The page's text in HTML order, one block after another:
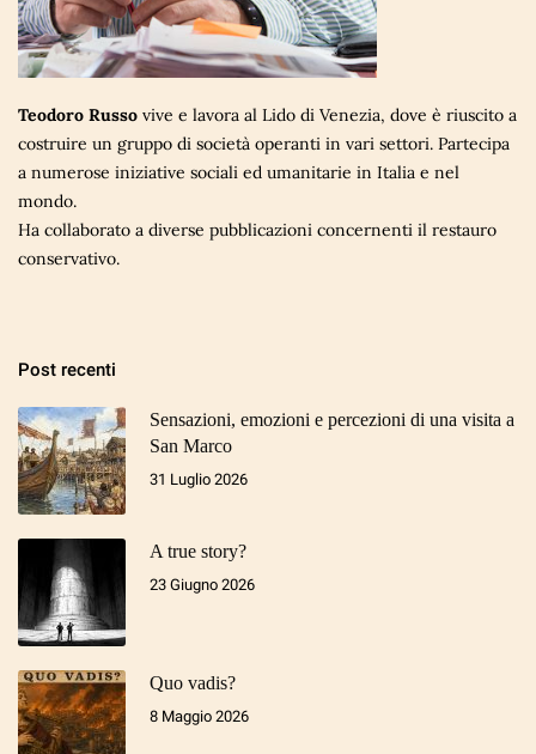
Teodoro Russo vive e lavora al Lido di Venezia, dove è riuscito a
costruire un gruppo di società operanti in vari settori. Partecipa
a numerose iniziative sociali ed umanitarie in Italia e nel
mondo.
Ha collaborato a diverse pubblicazioni concernenti il restauro
conservativo.
Post recenti
Sensazioni, emozioni e percezioni di una visita a
San Marco
31 Luglio 2026
A true story?
23 Giugno 2026
Quo vadis?
8 Maggio 2026